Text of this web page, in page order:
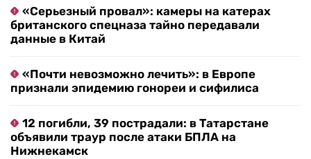
«Серьезный провал»: камеры на катерах
британского спецназа тайно передавали
данные в Китай
«Почти невозможно лечить»: в Европе
признали эпидемию гонореи и сифилиса
12 погибли, 39 пострадали: в Татарстане
объявили траур после атаки БПЛА на
Нижнекамск